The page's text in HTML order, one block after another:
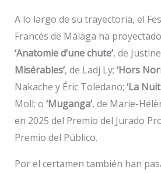
A lo largo de su trayectoria, el
Francés de Málaga ha
‘Anatomie d’une chute’, de
Misérables’, de Ladj Ly; ‘Hors
Nakache y Éric Toledano; ‘La
Moll; o ‘Muganga’, de Marie-
en 2025 del Premio del Jurado
Premio del Público.
Por el certamen también han